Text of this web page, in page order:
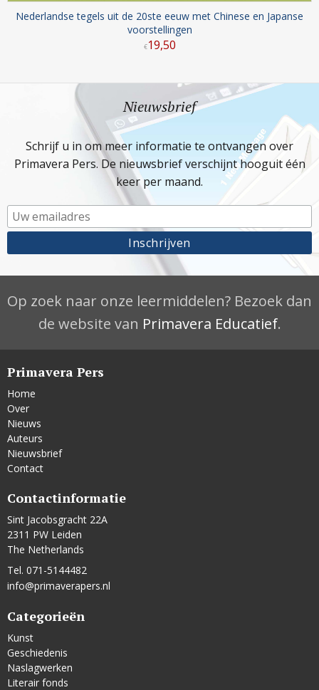
Nederlandse tegels uit de 20ste eeuw met Chinese en Japanse
voorstellingen
€19,50
Nieuwsbrief
Schrijf u in om meer informatie te ontvangen over
Primavera Pers. De nieuwsbrief verschijnt hooguit één
keer per maand.
Op zoek naar onze leermiddelen? Bezoek dan
de website van Primavera Educatief.
Primavera Pers
Home
Over
Nieuws
Auteurs
Nieuwsbrief
Contact
Contactinformatie
Sint Jacobsgracht 22A
2311 PW Leiden
The Netherlands
Tel. 071-5144482
info@primaverapers.nl
Categorieën
Kunst
Geschiedenis
Naslagwerken
Literair fonds